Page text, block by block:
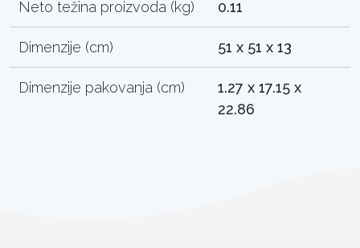
Neto težina proizvoda (kg) 0.11
Dimenzije (cm) 51 x 51 x 13
Dimenzije pakovanja (cm)
1.27 x 17.15 x
22.86